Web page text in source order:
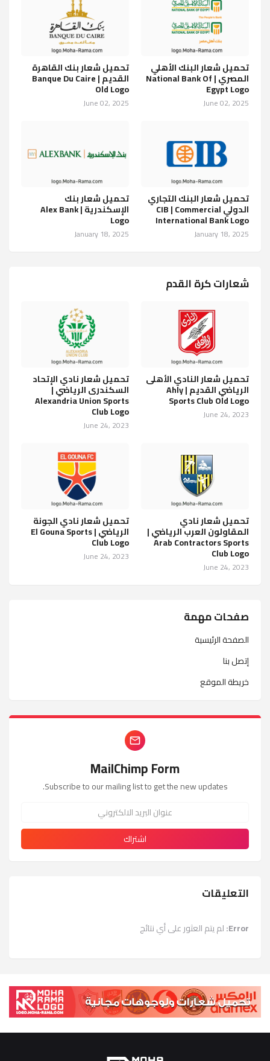
تحميل شعار البنك الأهلي
المصري | National Bank Of
Egypt Logo
June 02, 2025
تحميل شعار بنك القاهرة
القديم | Banque Du Caire
Old Logo
June 02, 2025
تحميل شعار البنك التجاري
الدولي CIB | Commercial
International Bank Logo
January 18, 2025
تحميل شعار بنك
الإسكندرية | Alex Bank
Logo
January 18, 2025
شعارات كرة القدم
تحميل شعار النادي الأهلى
الرياضي القديم | Ahly
Sports Club Old Logo
June 24, 2023
تحميل شعار نادي الإتحاد
السكندرى الرياضي |
Alexandria Union Sports
Club Logo
June 24, 2023
تحميل شعار نادي
المقاولون العرب الرياضي |
Arab Contractors Sports
Club Logo
June 24, 2023
تحميل شعار نادي الجونة
الرياضي | El Gouna Sports
Club Logo
June 24, 2023
صفحات مهمة
الصفحة الرئيسية
إتصل بنا
خريطة الموقع
MailChimp Form
Subscribe to our mailing list to get the new updates.
التعليقات
Error: لم يتم العثور على أي نتائج